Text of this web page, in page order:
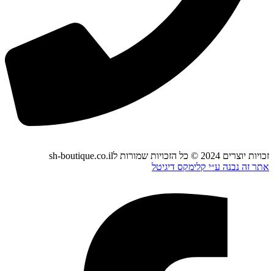
זכויות יוצרים 2024 © כל הזכויות שמורות לsh-boutique.co.il
אתר זה נבנה ע״י קלימקס דיגיטל